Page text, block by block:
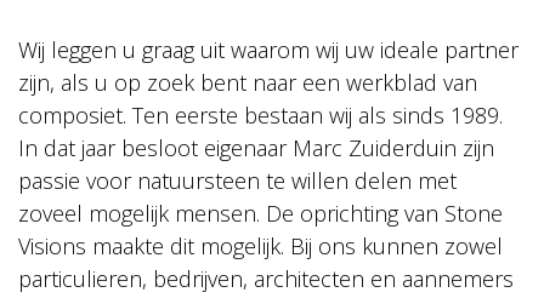
Wij leggen u graag uit waarom wij uw ideale partner
zijn, als u op zoek bent naar een werkblad van
composiet. Ten eerste bestaan wij als sinds 1989.
In dat jaar besloot eigenaar Marc Zuiderduin zijn
passie voor natuursteen te willen delen met
zoveel mogelijk mensen. De oprichting van Stone
Visions maakte dit mogelijk. Bij ons kunnen zowel
particulieren, bedrijven, architecten en aannemers